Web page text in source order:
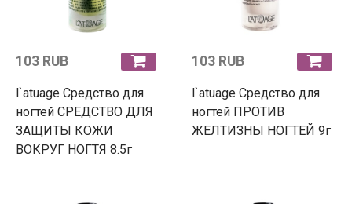
103 RUB
l`atuage Средство для
ногтей СРЕДСТВО ДЛЯ
ЗАЩИТЫ КОЖИ
ВОКРУГ НОГТЯ 8.5г
103 RUB
l`atuage Средство для
ногтей ПРОТИВ
ЖЕЛТИЗНЫ НОГТЕЙ 9г